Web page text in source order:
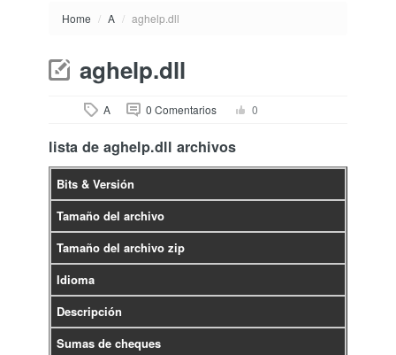
Home / A / aghelp.dll
aghelp.dll
A 0 Comentarios 0
lista de aghelp.dll archivos
Bits & Versión
Tamaño del archivo
Tamaño del archivo zip
Idioma
Descripción
Sumas de cheques